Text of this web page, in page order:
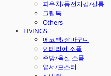
파우치/동전지갑/필통
그립톡
Others
LIVINGS
에코백/장바구니
인테리어 소품
주방/욕실 소품
엽서/포스터